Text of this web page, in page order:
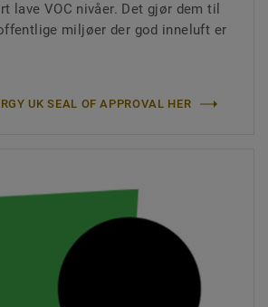
VOC nivåer. Det gjør dem til
miljøer der god inneluft er
UK SEAL OF APPROVAL HER